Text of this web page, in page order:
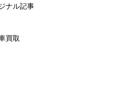
ナル記事
買取